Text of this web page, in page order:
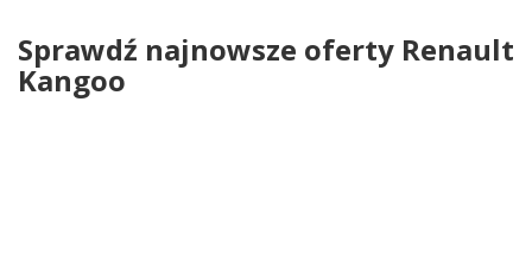
Sprawdź najnowsze oferty Renault
Kangoo